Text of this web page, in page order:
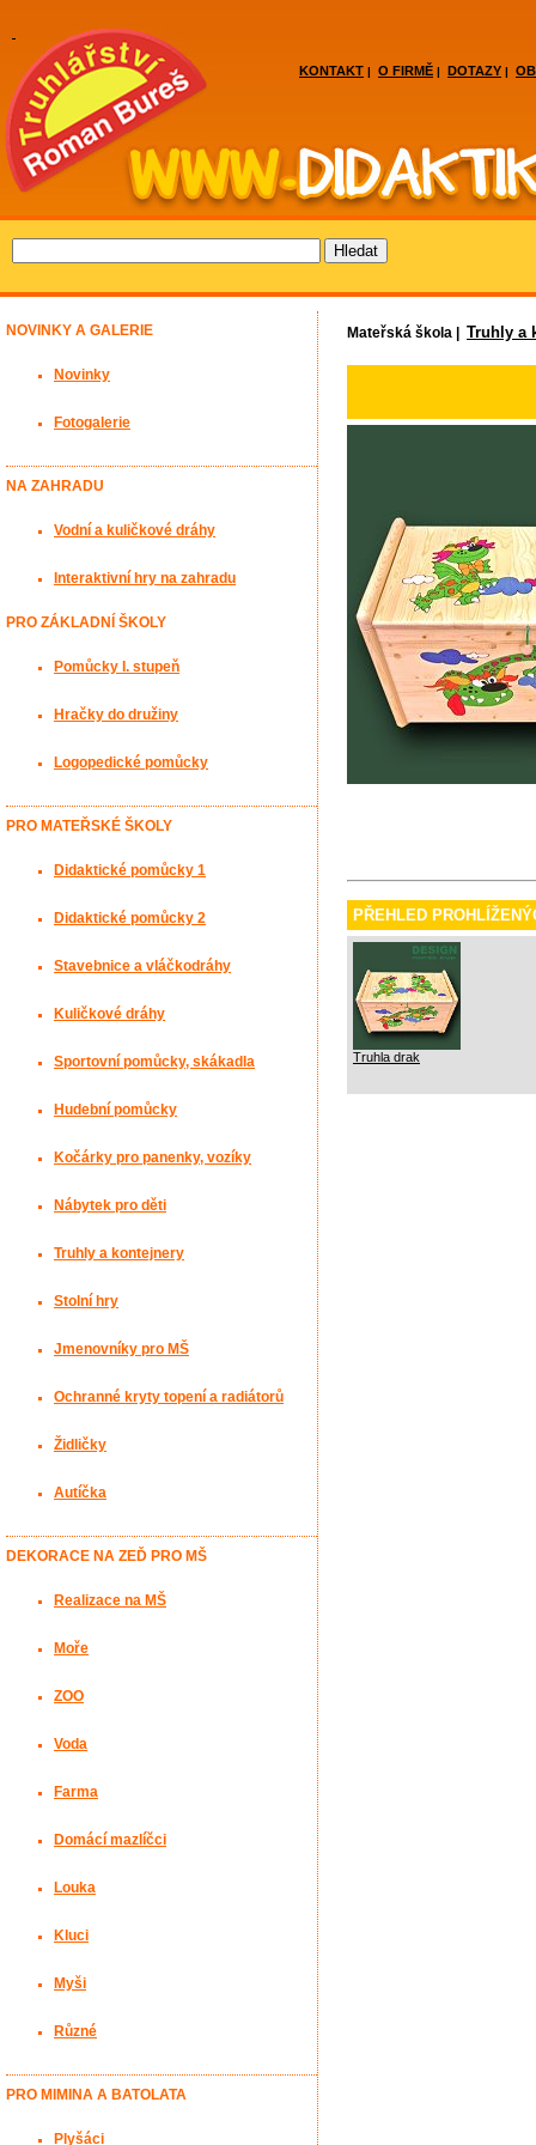
KONTAKT | O FIRMĚ | DOTAZY |
Mateřská škola | Truhly a
PŘEHLED
Truhla drak
NOVINKY A GALERIE
Novinky
Fotogalerie
NA ZAHRADU
Vodní a kuličkové dráhy
Interaktivní hry na zahradu
PRO ZÁKLADNÍ ŠKOLY
Pomůcky I. stupeň
Hračky do družiny
Logopedické pomůcky
PRO MATEŘSKÉ ŠKOLY
Didaktické pomůcky 1
Didaktické pomůcky 2
Stavebnice a vláčkodráhy
Kuličkové dráhy
Sportovní pomůcky, skákadla
Hudební pomůcky
Kočárky pro panenky, vozíky
Nábytek pro děti
Truhly a kontejnery
Stolní hry
Jmenovníky pro MŠ
Ochranné kryty topení a radiátorů
Židličky
Autíčka
DEKORACE NA ZEĎ PRO MŠ
Realizace na MŠ
Moře
ZOO
Voda
Farma
Domácí mazlíčci
Louka
Kluci
Myši
Různé
PRO MIMINA A BATOLATA
Plyšáci